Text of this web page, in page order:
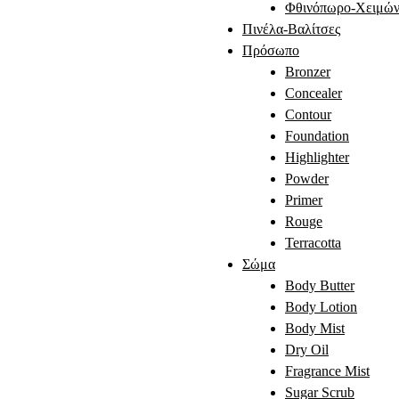
Φθινόπωρο-
Πινέλα-Βαλίτσες
Πρόσωπο
Bronzer
Concealer
Contour
Foundation
Highlighter
Powder
Primer
Rouge
Terracotta
Σώμα
Body Butter
Body Lotion
Body Mist
Dry Oil
Fragrance Mist
Sugar Scrub